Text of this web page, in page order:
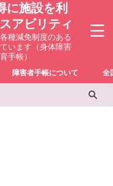
に施設を利
アビリティ
種減免制度のある
います（身体障害
手帳）
障害者手帳について 全